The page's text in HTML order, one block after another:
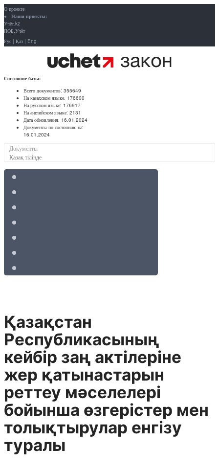
О проекте
Наши проекты:
Учёт.kz
ПОБ.Учёт
Рус | Қаз | Eng
Состояние базы:
Всего документов: 355649
На казахском языке: 176600
На русском языке: 176917
На английском языке: 2131
Дата обновления: 16.01.2024
Документы по состоянию на:
16.01.2024
Документы
Қазақ тілінде
Қазақстан
Республикасының
кейбiр заң актiлерiне
жер қатынастарын
реттеу мәселелерi
бойынша өзгерiстер мен
толықтырулар енгiзу
туралы